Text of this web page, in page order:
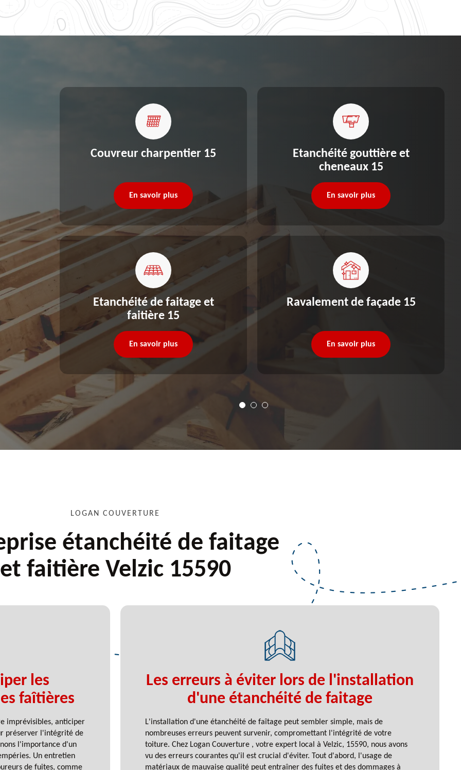
Couvreur charpentier 15
En savoir plus
Etanchéité de faitage et
faitière 15
En savoir plus
Etanchéité gouttière et
cheneaux 15
En savoir plus
Ravalement de façade 15
En savoir plus
LOGAN COUVERTURE
étanchéité de faitage
et faitière Velzic 15590
les
faîtières
imprévisibles, anticiper
préserver l'intégrité de
l'importance d'un
Un entretien
de fuites, comme
Les erreurs à éviter lors de l'installation
d'une étanchéité de faitage
L'installation d'une étanchéité de faîtage peut sembler simple, mais de
nombreuses erreurs peuvent survenir, compromettant l'intégrité de votre
toiture. Chez Logan Couverture , votre expert local à Velzic, 15590, nous avons
vu des erreurs courantes qu'il est crucial d'éviter. Tout d'abord, l'usage de
matériaux de mauvaise qualité peut entraîner des fuites et des dommages à